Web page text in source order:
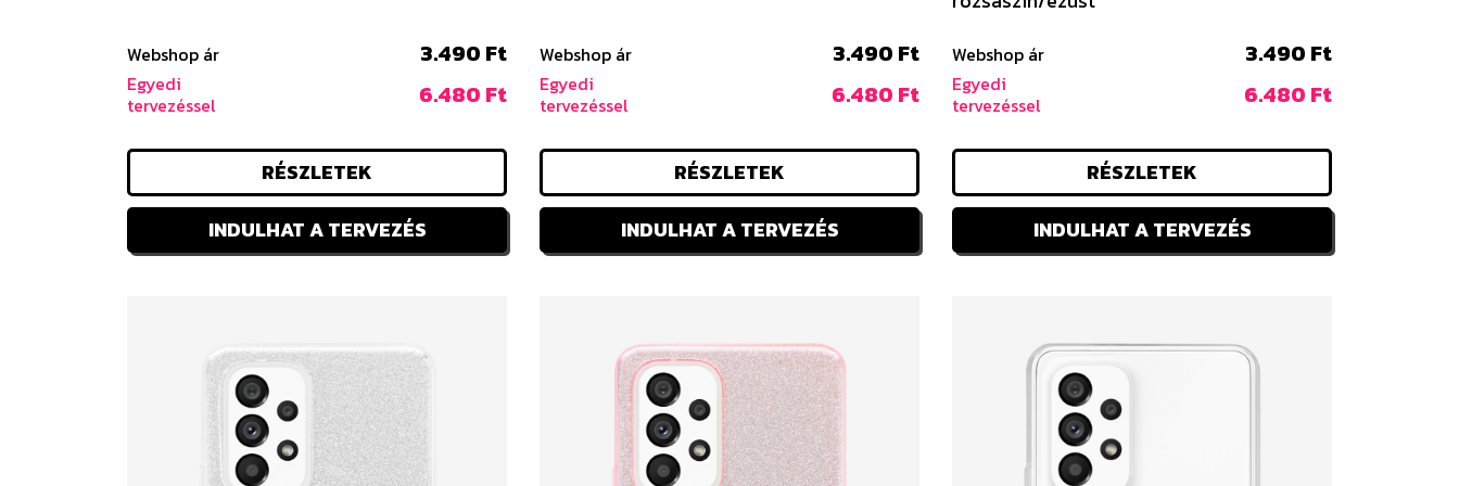
Webshop ár 3.490 Ft
Egyedi
tervezéssel
6.480 Ft
RÉSZLETEK
INDULHAT A TERVEZÉS
Webshop ár 3.490 Ft
Egyedi
tervezéssel
6.480 Ft
RÉSZLETEK
INDULHAT A TERVEZÉS
Webshop ár 3.490 Ft
Egyedi
tervezéssel
6.480 Ft
RÉSZLETEK
INDULHAT A TERVEZÉS